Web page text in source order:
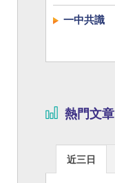
一中共識
熱門文章
近三日